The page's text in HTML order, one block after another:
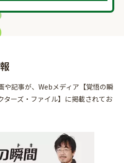
や記事が、Webメディア【覚悟の瞬
ターズ・ファイル】に掲載されてお